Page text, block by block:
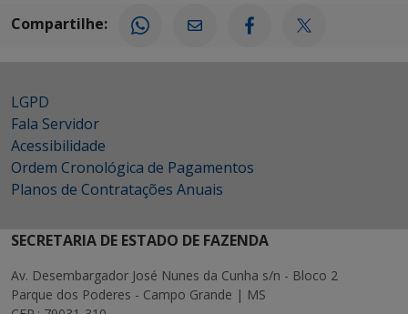
Compartilhe:
LGPD
Fala Servidor
Acessibilidade
Ordem Cronológica de Pagamentos
Planos de Contratações Anuais
SECRETARIA DE ESTADO DE FAZENDA
Av. Desembargador José Nunes da Cunha s/n - Bloco 2
Parque dos Poderes - Campo Grande | MS